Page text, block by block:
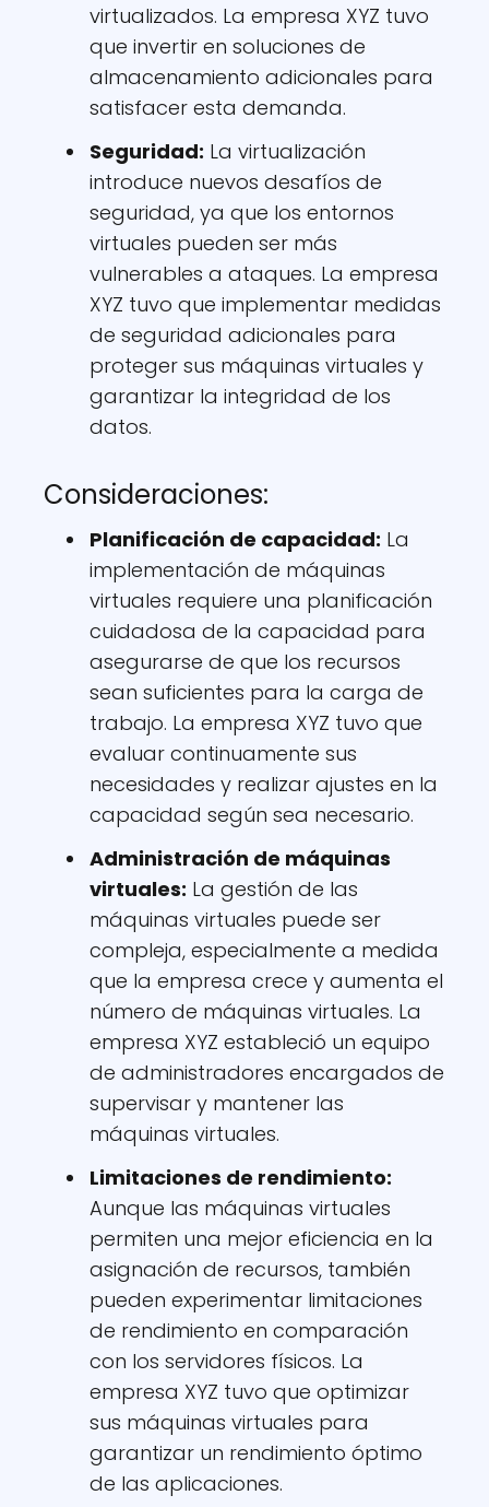
virtualizados. La empresa XYZ tuvo
que invertir en soluciones de
almacenamiento adicionales para
satisfacer esta demanda.
Seguridad: La virtualización
introduce nuevos desafíos de
seguridad, ya que los entornos
virtuales pueden ser más
vulnerables a ataques. La empresa
XYZ tuvo que implementar medidas
de seguridad adicionales para
proteger sus máquinas virtuales y
garantizar la integridad de los
datos.
Consideraciones:
Planificación de capacidad: La
implementación de máquinas
virtuales requiere una planificación
cuidadosa de la capacidad para
asegurarse de que los recursos
sean suficientes para la carga de
trabajo. La empresa XYZ tuvo que
evaluar continuamente sus
necesidades y realizar ajustes en la
capacidad según sea necesario.
Administración de máquinas
virtuales: La gestión de las
máquinas virtuales puede ser
compleja, especialmente a medida
que la empresa crece y aumenta el
número de máquinas virtuales. La
empresa XYZ estableció un equipo
de administradores encargados de
supervisar y mantener las
máquinas virtuales.
Limitaciones de rendimiento:
Aunque las máquinas virtuales
permiten una mejor eficiencia en la
asignación de recursos, también
pueden experimentar limitaciones
de rendimiento en comparación
con los servidores físicos. La
empresa XYZ tuvo que optimizar
sus máquinas virtuales para
garantizar un rendimiento óptimo
de las aplicaciones.